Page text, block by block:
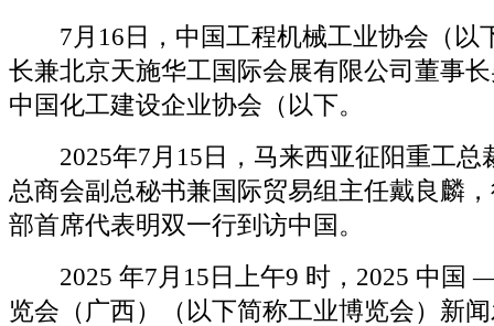
7月16日，中国工程机械工业协会（以
长兼北京天施华工国际会展有限公司董事
中国化工建设企业协会（以下。
2025年7月15日，马来西亚征阳重工总
总商会副总秘书兼国际贸易组主任戴良麟
部首席代表明双一行到访中国。
2025 年7月15日上午9 时，2025 中国
览会（广西）（以下简称工业博览会）新